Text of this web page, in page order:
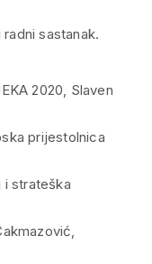
sastanak.
2020, Slaven
prijestolnica
i strateška